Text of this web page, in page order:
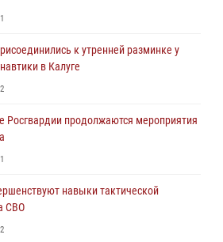
1
к утренней разминке у
в Калуге
2
Росгвардии продолжаются мероприятия
1
навыки тактической
СВО
2